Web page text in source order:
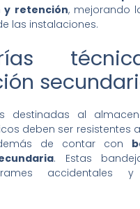
y retención, mejorando
las instalaciones.
destinadas al
deben ser resistentes
de contar con
. Estas
accidentales